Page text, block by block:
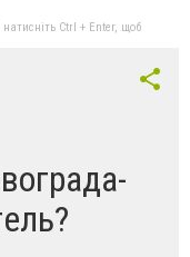
Ctrl + Enter, щоб